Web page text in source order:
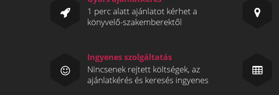
1 perc alatt ajánlatot kérhet a
könyvelő-szakemberektől
Ingyenes szolgáltatás
Nincsenek rejtett költségek, az
ajánlatkérés és keresés ingyenes